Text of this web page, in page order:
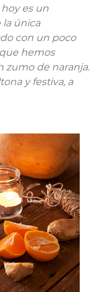
es un
la única
con un poco
hemos
zumo de naranja.
y festiva, a